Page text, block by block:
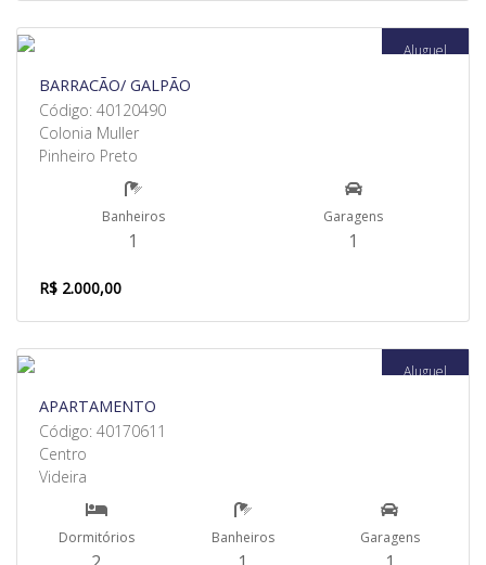
Aluguel
BARRACÃO/ GALPÃO
Código: 40120490
Colonia Muller
Pinheiro Preto
Banheiros
1
Garagens
1
R$ 2.000,00
Aluguel
APARTAMENTO
Código: 40170611
Centro
Videira
Dormitórios Banheiros Garagens